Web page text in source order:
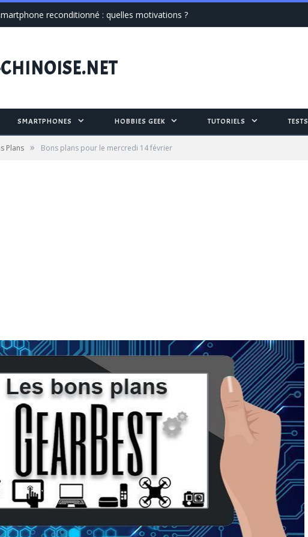
reconditionné : quelles motivations ?
SMARTPHONES HOBBIES GEEK TUTORIELS TESTS
Plans » Bons plans pour le mercredi 14 février